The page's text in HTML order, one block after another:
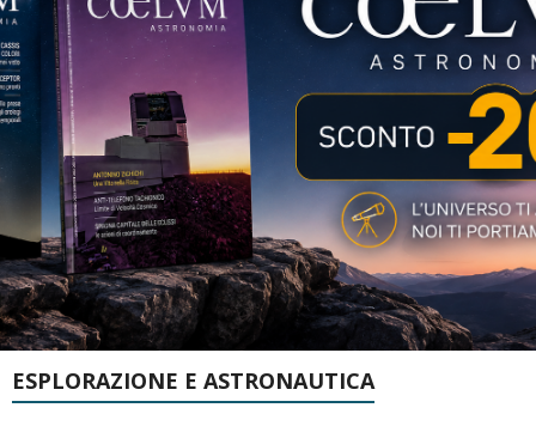
ESPLORAZIONE E ASTRONAUTICA